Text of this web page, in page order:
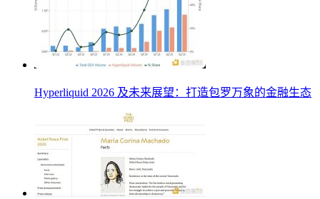
Hyperliquid 2026 及未来展望：打造包罗万象的金融生态